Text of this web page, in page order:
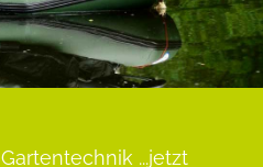
Gartentechnik ...jetzt